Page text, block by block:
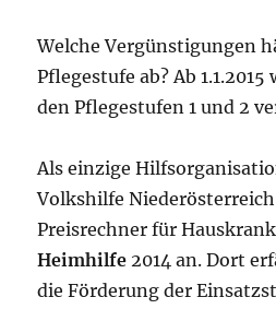
Welche Vergünstigungen
Pflegestufe ab? Ab
den Pflegestufen 1 und 2
Als einzige
Volkshilfe
Preisrechner für
Heimhilfe 2014 an. Dort
die Förderung der